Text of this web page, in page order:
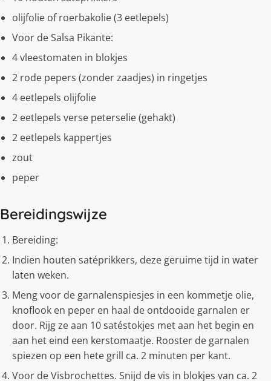
olijfolie of roerbakolie (3 eetlepels)
Voor de Salsa Pikante:
4 vleestomaten in blokjes
2 rode pepers (zonder zaadjes) in ringetjes
4 eetlepels olijfolie
2 eetlepels verse peterselie (gehakt)
2 eetlepels kappertjes
zout
peper
Bereidingswijze
Bereiding:
Indien houten satéprikkers, deze geruime tijd in water
laten weken.
Meng voor de garnalenspiesjes in een kommetje olie,
knoflook en peper en haal de ontdooide garnalen er
door. Rijg ze aan 10 satéstokjes met aan het begin en
aan het eind een kerstomaatje. Rooster de garnalen
spiezen op een hete grill ca. 2 minuten per kant.
Voor de Visbrochettes. Snijd de vis in blokjes van ca. 2